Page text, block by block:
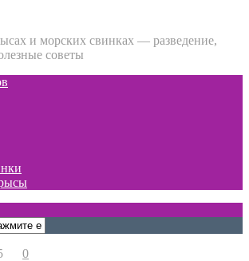
и морских свинках — разведение,
советы
0